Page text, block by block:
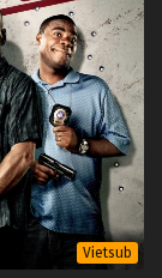
Vietsub